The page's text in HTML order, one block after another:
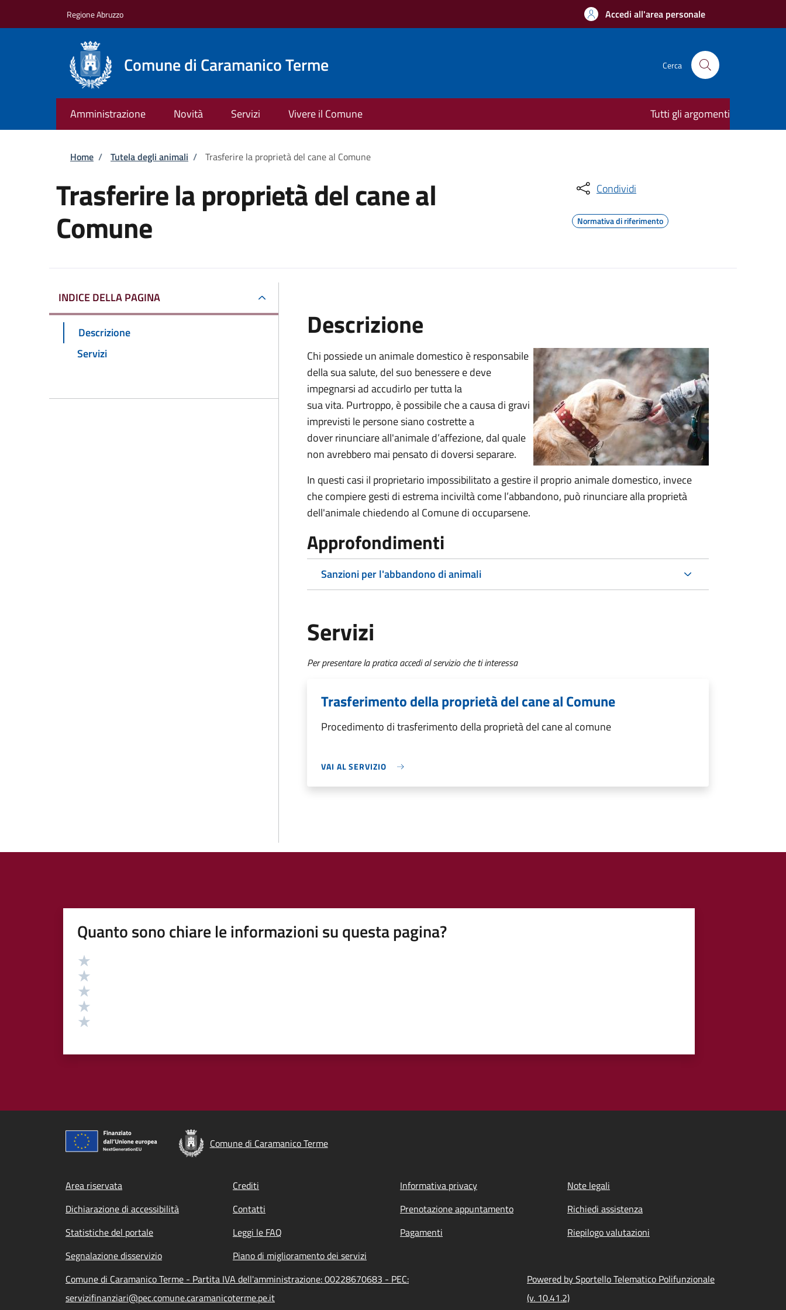
Regione Abruzzo Accedi all'area personale
Comune di Caramanico Terme Cerca
Amministrazione Novità Servizi Vivere il Comune Tutti gli argomenti
Briciole di pane
Home / Tutela degli animali / Trasferire la proprietà del cane al Comune
Trasferire la proprietà del cane al
Comune
Condividi
Normativa di riferimento
INDICE DELLA PAGINA
Descrizione
Servizi
Descrizione
Chi possiede un animale domestico è responsabile
della sua salute, del suo benessere e deve
impegnarsi ad accudirlo per tutta la
sua vita. Purtroppo, è possibile che a causa di gravi
imprevisti le persone siano costrette a
dover rinunciare all'animale d’affezione, dal quale
non avrebbero mai pensato di doversi separare.
In questi casi il proprietario impossibilitato a gestire il proprio animale domestico, invece
che compiere gesti di estrema inciviltà come l’abbandono, può rinunciare alla proprietà
dell'animale chiedendo al Comune di occuparsene.
Approfondimenti
Sanzioni per l'abbandono di animali
Servizi
Per presentare la pratica accedi al servizio che ti interessa
Trasferimento della proprietà del cane al Comune
Procedimento di trasferimento della proprietà del cane al comune
VAI AL SERVIZIO
Quanto sono chiare le informazioni su questa pagina?
Valutazione
Comune di Caramanico Terme
Footer menu
Area riservata Crediti Informativa privacy
Note legali
Dichiarazione di accessibilità
Contatti Prenotazione appuntamento
Richiedi assistenza
Statistiche del portale
Leggi le FAQ Pagamenti
Riepilogo valutazioni
Segnalazione disservizio
Piano di miglioramento dei servizi
Comune di Caramanico Terme - Partita IVA dell'amministrazione: 00228670683 - PEC:
servizifinanziari@pec.comune.caramanicoterme.pe.it
Powered by Sportello Telematico Polifunzionale
(v. 10.41.2)